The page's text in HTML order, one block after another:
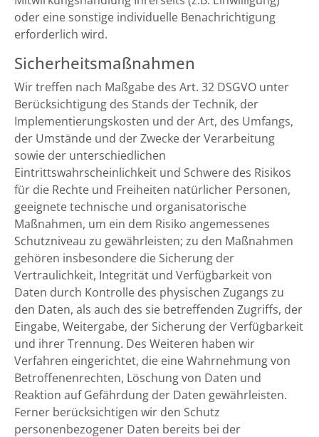
oder eine sonstige individuelle Benachrichtigung
erforderlich wird.
Sicherheitsmaßnahmen
Wir treffen nach Maßgabe des Art. 32 DSGVO unter
Berücksichtigung des Stands der Technik, der
Implementierungskosten und der Art, des Umfangs,
der Umstände und der Zwecke der Verarbeitung
sowie der unterschiedlichen
Eintrittswahrscheinlichkeit und Schwere des Risikos
für die Rechte und Freiheiten natürlicher Personen,
geeignete technische und organisatorische
Maßnahmen, um ein dem Risiko angemessenes
Schutzniveau zu gewährleisten; zu den Maßnahmen
gehören insbesondere die Sicherung der
Vertraulichkeit, Integrität und Verfügbarkeit von
Daten durch Kontrolle des physischen Zugangs zu
den Daten, als auch des sie betreffenden Zugriffs, der
Eingabe, Weitergabe, der Sicherung der Verfügbarkeit
und ihrer Trennung. Des Weiteren haben wir
Verfahren eingerichtet, die eine Wahrnehmung von
Betroffenenrechten, Löschung von Daten und
Reaktion auf Gefährdung der Daten gewährleisten.
Ferner berücksichtigen wir den Schutz
personenbezogener Daten bereits bei der